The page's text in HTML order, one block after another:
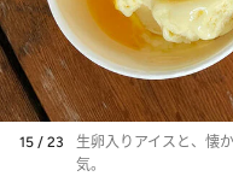
15 / 23
生卵入りアイスと、懐
気。